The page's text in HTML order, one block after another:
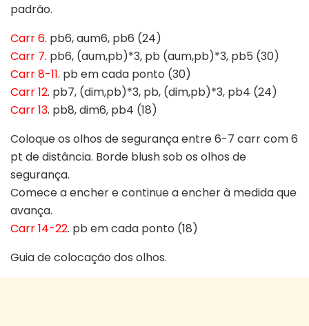
padrão.
Carr 6. pb6, aum6, pb6 (24)
Carr 7. pb6, (aum,pb)*3, pb (aum,pb)*3, pb5 (30)
Carr 8-11. pb em cada ponto (30)
Carr 12. pb7, (dim,pb)*3, pb, (dim,pb)*3, pb4 (24)
Carr 13. pb8, dim6, pb4 (18)
Coloque os olhos de segurança entre 6-7 carr com 6
pt de distância. Borde blush sob os olhos de
segurança.
Comece a encher e continue a encher à medida que
avança.
Carr 14-22. pb em cada ponto (18)
Guia de colocação dos olhos.